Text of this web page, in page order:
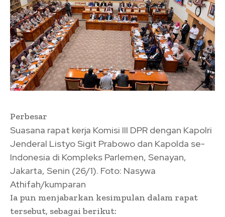
Perbesar
Suasana rapat kerja Komisi III DPR dengan Kapolri
Jenderal Listyo Sigit Prabowo dan Kapolda se-
Indonesia di Kompleks Parlemen, Senayan,
Jakarta, Senin (26/1). Foto: Nasywa
Athifah/kumparan
Ia pun menjabarkan kesimpulan dalam rapat
tersebut, sebagai berikut: